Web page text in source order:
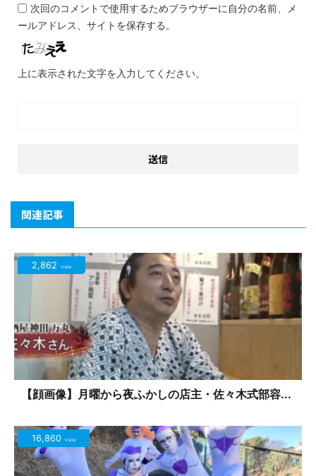
次回のコメントで使用するためブラウザーに自分の名前、メ
ールアドレス、サイトを保存する。
上に表示された文字を入力してください。
関連記事
2,862 view
【顔画像】月曜から夜ふかしの店主・佐々木式部容...
16,860 view